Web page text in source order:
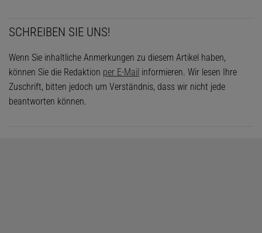
SCHREIBEN SIE UNS!
Wenn Sie inhaltliche Anmerkungen zu diesem Artikel haben,
können Sie die Redaktion per E-Mail informieren. Wir lesen Ihre
Zuschrift, bitten jedoch um Verständnis, dass wir nicht jede
beantworten können.